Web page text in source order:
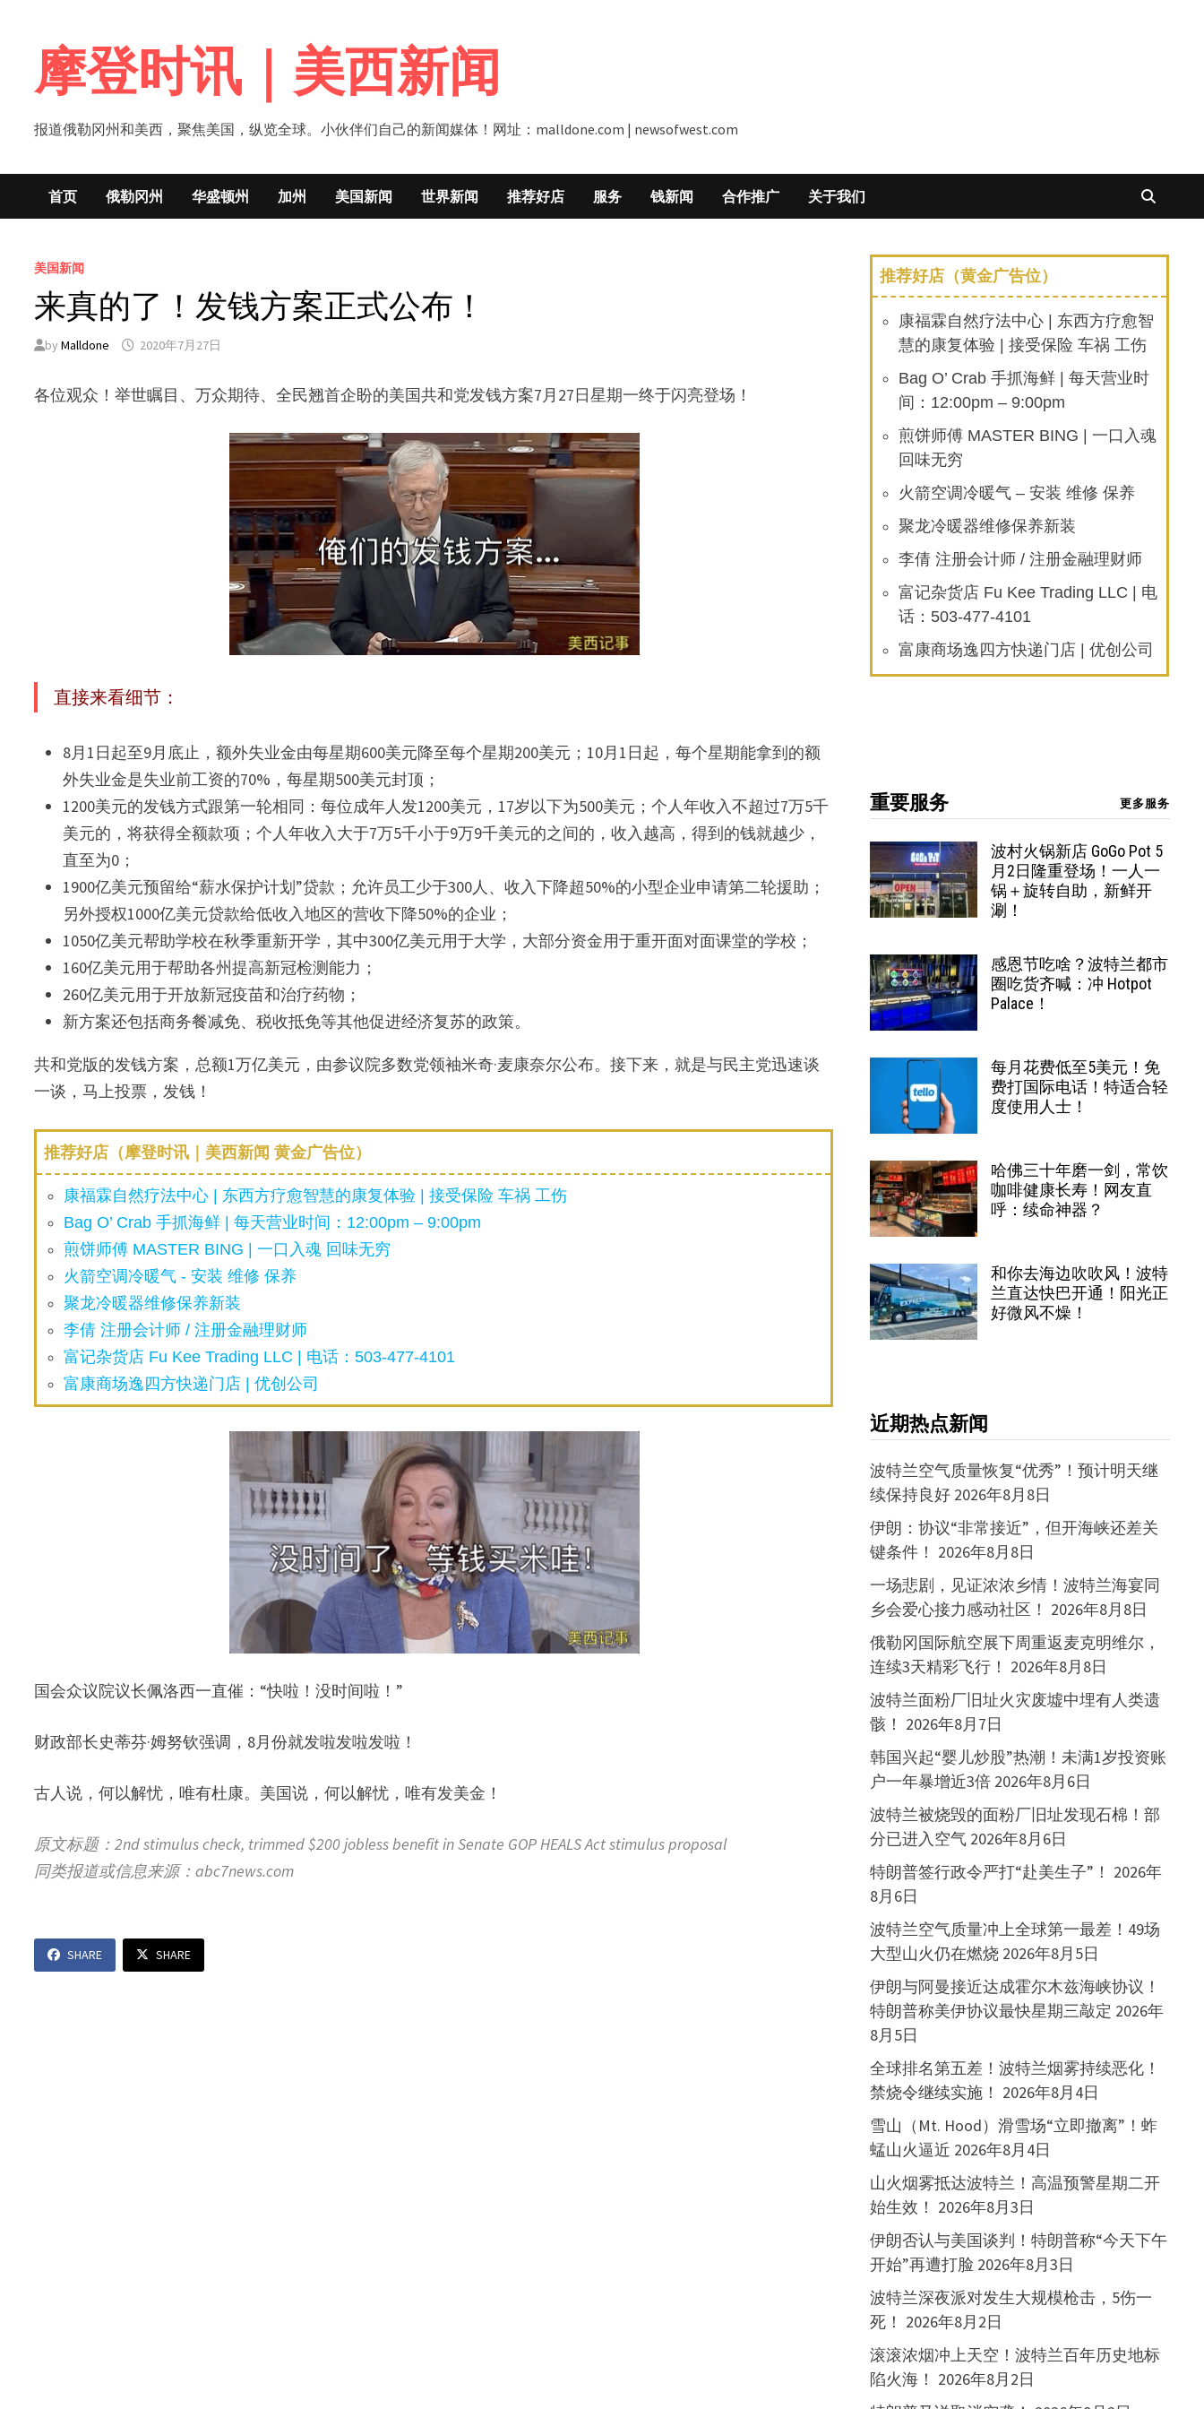
content摩登时讯｜美西新闻
报道俄勒冈州和美西，聚焦美国，纵览全球。小伙伴们自己的新闻媒体！网址：malldone.com | newsofwest.com
首页 俄勒冈州 华盛顿州 加州 美国新闻 世界新闻 推荐好店 服务 钱新闻 合作推广 关于我们
美国新闻
来真的了！发钱方案正式公布！
byMalldone 2020年7月27日
各位观众！举世瞩目、万众期待、全民翘首企盼的美国共和党发钱方案7月27日星期一终于闪亮登场！
直接来看细节：
8月1日起至9月底止，额外失业金由每星期600美元降至每个星期200美元；10月1日起，每个星期能拿到的额
外失业金是失业前工资的70%，每星期500美元封顶；
1200美元的发钱方式跟第一轮相同：每位成年人发1200美元，17岁以下为500美元；个人年收入不超过7万5千
美元的，将获得全额款项；个人年收入大于7万5千小于9万9千美元的之间的，收入越高，得到的钱就越少，
直至为0；
1900亿美元预留给“薪水保护计划”贷款；允许员工少于300人、收入下降超50%的小型企业申请第二轮援助；
另外授权1000亿美元贷款给低收入地区的营收下降50%的企业；
1050亿美元帮助学校在秋季重新开学，其中300亿美元用于大学，大部分资金用于重开面对面课堂的学校；
160亿美元用于帮助各州提高新冠检测能力；
260亿美元用于开放新冠疫苗和治疗药物；
新方案还包括商务餐减免、税收抵免等其他促进经济复苏的政策。
共和党版的发钱方案，总额1万亿美元，由参议院多数党领袖米奇·麦康奈尔公布。接下来，就是与民主党迅速谈
一谈，马上投票，发钱！
推荐好店（摩登时讯｜美西新闻 黄金广告位）
康福霖自然疗法中心 | 东西方疗愈智慧的康复体验 | 接受保险 车祸 工伤
Bag O’ Crab 手抓海鲜 | 每天营业时间：12:00pm – 9:00pm
煎饼师傅 MASTER BING | 一口入魂 回味无穷
火箭空调冷暖气 - 安装 维修 保养
聚龙冷暖器维修保养新装
李倩 注册会计师 / 注册金融理财师
富记杂货店 Fu Kee Trading LLC | 电话：503-477-4101
富康商场逸四方快递门店 | 优创公司
国会众议院议长佩洛西一直催：“快啦！没时间啦！”
财政部长史蒂芬·姆努钦强调，8月份就发啦发啦发啦！
古人说，何以解忧，唯有杜康。美国说，何以解忧，唯有发美金！
原文标题：2nd stimulus check, trimmed $200 jobless benefit in Senate GOP HEALS Act stimulus proposal
同类报道或信息来源：abc7news.com
SHARE SHARE
推荐好店（黄金广告位）
康福霖自然疗法中心 | 东西方疗愈智
慧的康复体验 | 接受保险 车祸 工伤
Bag O’ Crab 手抓海鲜 | 每天营业时
间：12:00pm – 9:00pm
煎饼师傅 MASTER BING | 一口入魂
回味无穷
火箭空调冷暖气 – 安装 维修 保养
聚龙冷暖器维修保养新装
李倩 注册会计师 / 注册金融理财师
富记杂货店 Fu Kee Trading LLC | 电
话：503-477-4101
富康商场逸四方快递门店 | 优创公司
重要服务 更多服务
波村火锅新店 GoGo Pot 5
月2日隆重登场！一人一
锅＋旋转自助，新鲜开
涮！
感恩节吃啥？波特兰都市
圈吃货齐喊：冲 Hotpot
Palace！
每月花费低至5美元！免
费打国际电话！特适合轻
度使用人士！
哈佛三十年磨一剑，常饮
咖啡健康长寿！网友直
呼：续命神器？
和你去海边吹吹风！波特
兰直达快巴开通！阳光正
好微风不燥！
近期热点新闻
波特兰空气质量恢复“优秀”！预计明天继
续保持良好 2026年8月8日
伊朗：协议“非常接近”，但开海峡还差关
键条件！ 2026年8月8日
一场悲剧，见证浓浓乡情！波特兰海宴同
乡会爱心接力感动社区！ 2026年8月8日
俄勒冈国际航空展下周重返麦克明维尔，
连续3天精彩飞行！ 2026年8月8日
波特兰面粉厂旧址火灾废墟中埋有人类遗
骸！ 2026年8月7日
韩国兴起“婴儿炒股”热潮！未满1岁投资账
户一年暴增近3倍 2026年8月6日
波特兰被烧毁的面粉厂旧址发现石棉！部
分已进入空气 2026年8月6日
特朗普签行政令严打“赴美生子”！ 2026年
8月6日
波特兰空气质量冲上全球第一最差！49场
大型山火仍在燃烧 2026年8月5日
伊朗与阿曼接近达成霍尔木兹海峡协议！
特朗普称美伊协议最快星期三敲定 2026年
8月5日
全球排名第五差！波特兰烟雾持续恶化！
禁烧令继续实施！ 2026年8月4日
雪山（Mt. Hood）滑雪场“立即撤离”！蚱
蜢山火逼近 2026年8月4日
山火烟雾抵达波特兰！高温预警星期二开
始生效！ 2026年8月3日
伊朗否认与美国谈判！特朗普称“今天下午
开始”再遭打脸 2026年8月3日
波特兰深夜派对发生大规模枪击，5伤一
死！ 2026年8月2日
滚滚浓烟冲上天空！波特兰百年历史地标
陷火海！ 2026年8月2日